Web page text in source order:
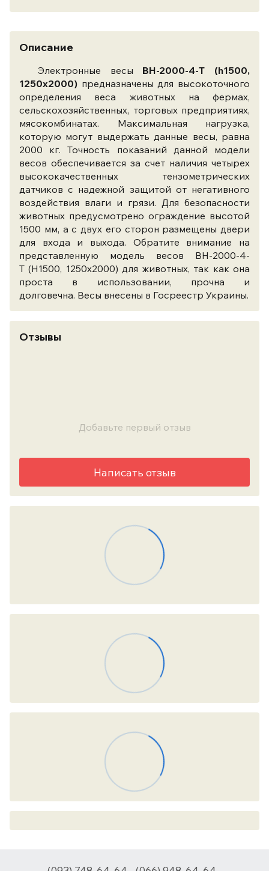
Описание
Электронные весы ВН-2000-4-Т (h1500,
1250x2000) предназначены для высокоточного
определения веса животных на фермах,
сельскохозяйственных, торговых предприятиях,
мясокомбинатах. Максимальная нагрузка,
которую могут выдержать данные весы, равна
2000 кг. Точность показаний данной модели
весов обеспечивается за счет наличия четырех
высококачественных тензометрических
датчиков с надежной защитой от негативного
воздействия влаги и грязи. Для безопасности
животных предусмотрено ограждение высотой
1500 мм, а с двух его сторон размещены двери
для входа и выхода. Обратите внимание на
представленную модель весов ВН-2000-4-
Т (Н1500, 1250x2000) для животных, так как она
проста в использовании, прочна и
долговечна. Весы внесены в Госреестр Украины.
Отзывы
Добавьте первый отзыв
Написать отзыв